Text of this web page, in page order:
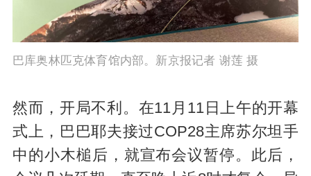
巴库奥林匹克体育馆内部。新京报记者 谢莲 摄
然而，开局不利。在11月11日上午的开幕
式上，巴巴耶夫接过COP28主席苏尔坦手
中的小木槌后，就宣布会议暂停。此后，